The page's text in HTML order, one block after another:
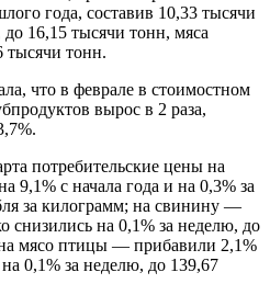
года, составив 10,33 тысячи
16,15 тысячи тонн, мяса
тысячи тонн.
что в феврале в стоимостном
вырос в 2 раза,
потребительские цены на
9,1% с начала года и на 0,3% за
за килограмм; на свинину —
снизились на 0,1% за неделю, до
мясо птицы — прибавили 2,1%
0,1% за неделю, до 139,67